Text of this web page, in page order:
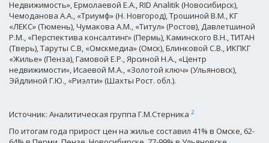
Недвижимость», Ермолаевой Е.А., RID Analitik (Новосибирск),
Чемоданова А.А., «Триумф» (Н. Новгород), Трошиной В.М., КГ
«ЛЕКС» (Тюмень), Чумакова А.М., «Титул» (Ростов), Давлетшиной
Р.М., «Перспектива консалтинг» (Пермь), Каминского В.Н., ТИТАН
(Тверь), Таруты С.В, «Омскмедиа» (Омск), Блинковой С.В., ИКПКГ
«Жилье» (Пенза), Гамовой Е.Р., Ярсиной Н.А., «Центр
недвижимости», Исаевой М.А., «Золотой ключ» (Ульяновск),
Эйдлиной Г.Ю., «Риэлти» (Шахты Рост. обл.).
Источник: Аналитическая группа Г.М.Стерника 2
По итогам года прирост цен на жилье составил 41% в Омске, 62-